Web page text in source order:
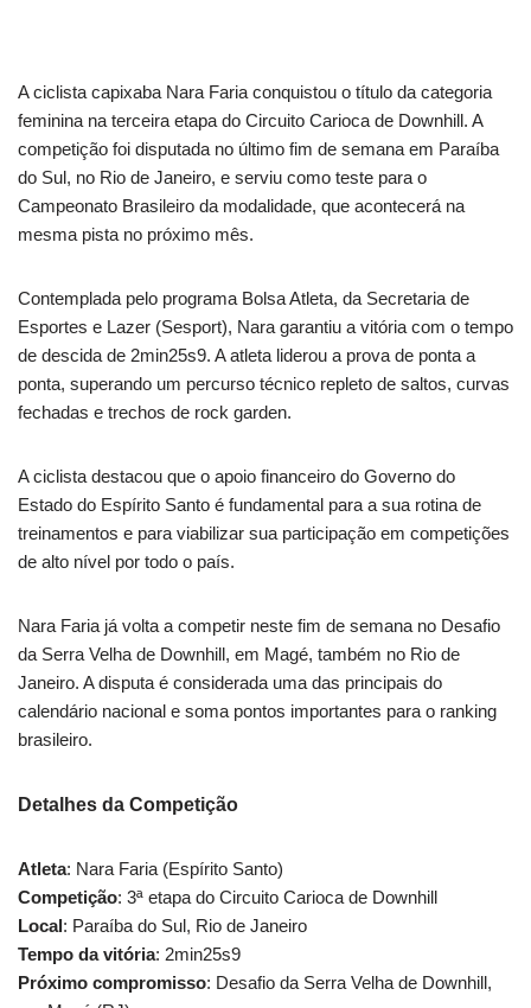
A ciclista capixaba Nara Faria conquistou o título da categoria
feminina na terceira etapa do Circuito Carioca de Downhill. A
competição foi disputada no último fim de semana em Paraíba
do Sul, no Rio de Janeiro, e serviu como teste para o
Campeonato Brasileiro da modalidade, que acontecerá na
mesma pista no próximo mês.
Contemplada pelo programa Bolsa Atleta, da Secretaria de
Esportes e Lazer (Sesport), Nara garantiu a vitória com o tempo
de descida de 2min25s9. A atleta liderou a prova de ponta a
ponta, superando um percurso técnico repleto de saltos, curvas
fechadas e trechos de rock garden.
A ciclista destacou que o apoio financeiro do Governo do
Estado do Espírito Santo é fundamental para a sua rotina de
treinamentos e para viabilizar sua participação em competições
de alto nível por todo o país.
Nara Faria já volta a competir neste fim de semana no Desafio
da Serra Velha de Downhill, em Magé, também no Rio de
Janeiro. A disputa é considerada uma das principais do
calendário nacional e soma pontos importantes para o ranking
brasileiro.
Detalhes da Competição
Atleta: Nara Faria (Espírito Santo)
Competição: 3ª etapa do Circuito Carioca de Downhill
Local: Paraíba do Sul, Rio de Janeiro
Tempo da vitória: 2min25s9
Próximo compromisso: Desafio da Serra Velha de Downhill,